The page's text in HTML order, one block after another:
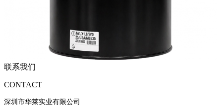
联系我们
CONTACT
深圳市华莱实业有限公司